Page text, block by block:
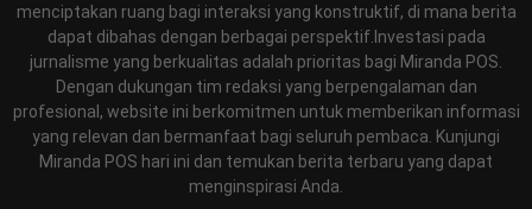
menciptakan ruang bagi interaksi yang konstruktif, di mana berita
dapat dibahas dengan berbagai perspektif.Investasi pada
jurnalisme yang berkualitas adalah prioritas bagi Miranda POS.
Dengan dukungan tim redaksi yang berpengalaman dan
profesional, website ini berkomitmen untuk memberikan informasi
yang relevan dan bermanfaat bagi seluruh pembaca. Kunjungi
Miranda POS hari ini dan temukan berita terbaru yang dapat
menginspirasi Anda.